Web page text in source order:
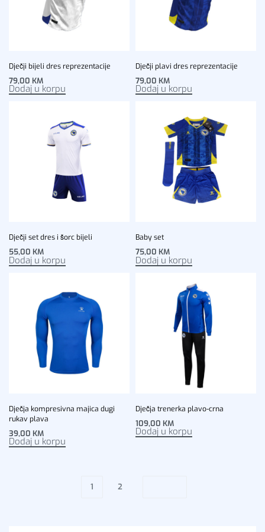
Dječji bijeli dres reprezentacije
79,00 KM
Dodaj u korpu
Dječji plavi dres reprezentacije
79,00 KM
Dodaj u korpu
Dječji set dres i šorc bijeli
55,00 KM
Dodaj u korpu
Baby set
75,00 KM
Dodaj u korpu
Dječja kompresivna majica dugi
rukav plava
39,00 KM
Dodaj u korpu
Dječja trenerka plavo-crna
109,00 KM
Dodaj u korpu
1 2